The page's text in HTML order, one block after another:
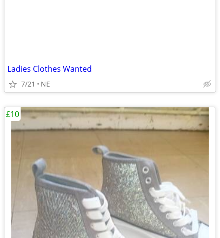
Ladies Clothes Wanted
7/21 NE
£10